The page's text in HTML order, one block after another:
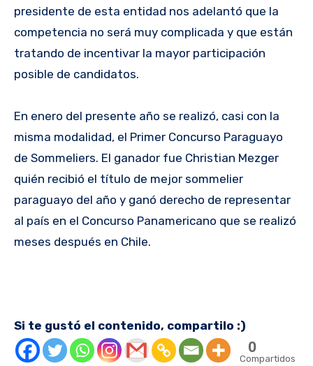
presidente de esta entidad nos adelantó que la
competencia no será muy complicada y que están
tratando de incentivar la mayor participación
posible de candidatos.
En enero del presente año se realizó, casi con la
misma modalidad, el Primer Concurso Paraguayo
de Sommeliers. El ganador fue Christian Mezger
quién recibió el título de mejor sommelier
paraguayo del año y ganó derecho de representar
al país en el Concurso Panamericano que se realizó
meses después en Chile.
Si te gustó el contenido, compartilo :)
0
Compartidos